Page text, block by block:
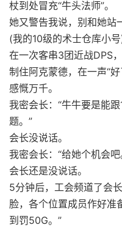
杖到处冒充“牛头法师”。
她又警告我说，别和她站
(我的10级的术士仓库小号)
在一次客串3团近战DPS
制住阿克蒙德，在一声“
感慨万千。
我密会长：“牛牛要是能
题。”
会长没说话。
我密会长：“给她个机会吧
会长还是没说话。
5分钟后，工会频道了会
脸，各个位置成员作好准
到罚50G。”